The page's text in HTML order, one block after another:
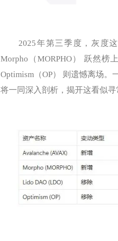
2025年第三季度，灰度这
Morpho（MORPHO） 跃然榜
Optimism（OP） 则遗憾离场
将一同深入剖析，揭开这看似